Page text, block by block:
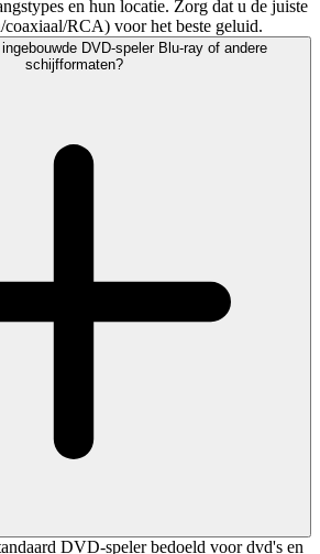
en hun locatie. Zorg dat u de juiste
RCA) voor het beste geluid.
DVD-speler Blu-ray of andere
schijfformaten?
DVD-speler bedoeld voor dvd's en